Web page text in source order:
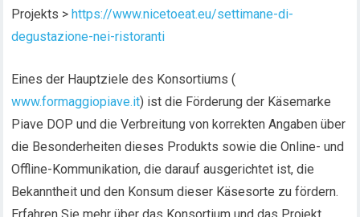
Projekts >https://www.nicetoeat.eu/settimane-di-
degustazione-nei-ristoranti
Eines der Hauptziele des Konsortiums (
www.formaggiopiave.it) ist die Förderung der Käsemarke
Piave DOP und die Verbreitung von korrekten Angaben über
die Besonderheiten dieses Produkts sowie die Online- und
Offline-Kommunikation, die darauf ausgerichtet ist, die
Bekanntheit und den Konsum dieser Käsesorte zu fördern.